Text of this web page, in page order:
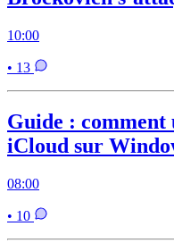
10:00
• 13
Guide :
iCloud sur
08:00
• 10